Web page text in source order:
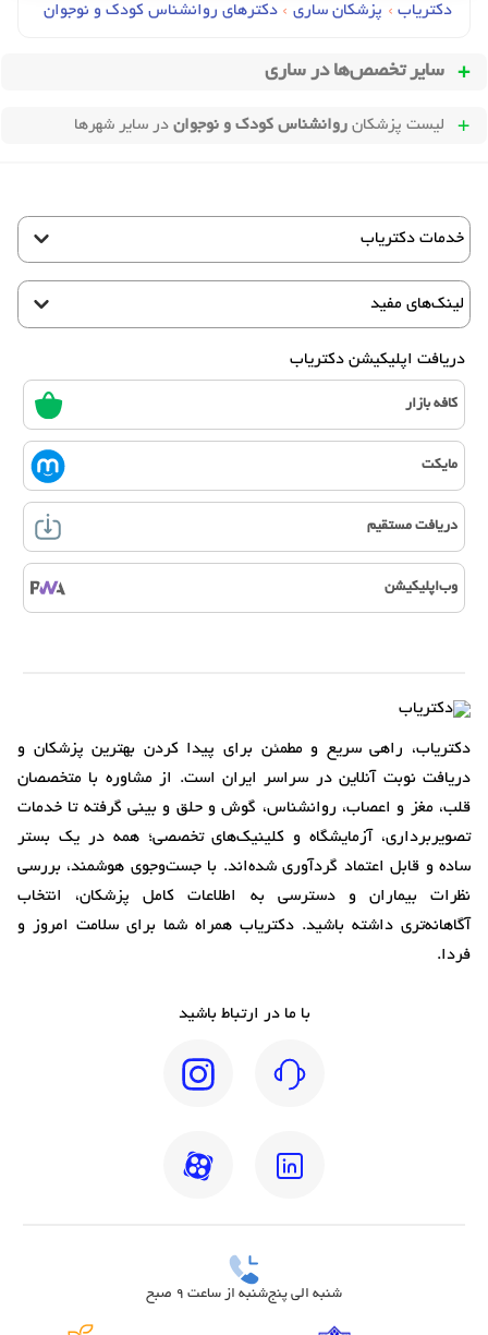
دکتریاب › پزشکان ساری › دکترهای روانشناس کودک و نوجوان
سایر تخصص‌ها در ساری
لیست پزشکان روانشناس کودک و نوجوان در سایر شهرها
خدمات دکتریاب
لینک‌های مفید
دریافت اپلیکیشن دکتریاب
کافه بازار
مایکت
دریافت مستقیم
وب‌اپلیکیشن
دکتریاب، راهی سریع و مطمئن برای پیدا کردن بهترین پزشکان و
دریافت نوبت آنلاین در سراسر ایران است. از مشاوره با متخصصان
قلب، مغز و اعصاب، روانشناس، گوش و حلق و بینی گرفته تا خدمات
تصویربرداری، آزمایشگاه و کلینیک‌های تخصصی؛ همه در یک بستر
ساده و قابل اعتماد گردآوری شده‌اند. با جست‌وجوی هوشمند، بررسی
نظرات بیماران و دسترسی به اطلاعات کامل پزشکان، انتخاب
آگاهانه‌تری داشته باشید. دکتریاب همراه شما برای سلامت امروز و
فردا.
با ما در ارتباط باشید
شنبه الی پنج‌شنبه از ساعت 9 صبح